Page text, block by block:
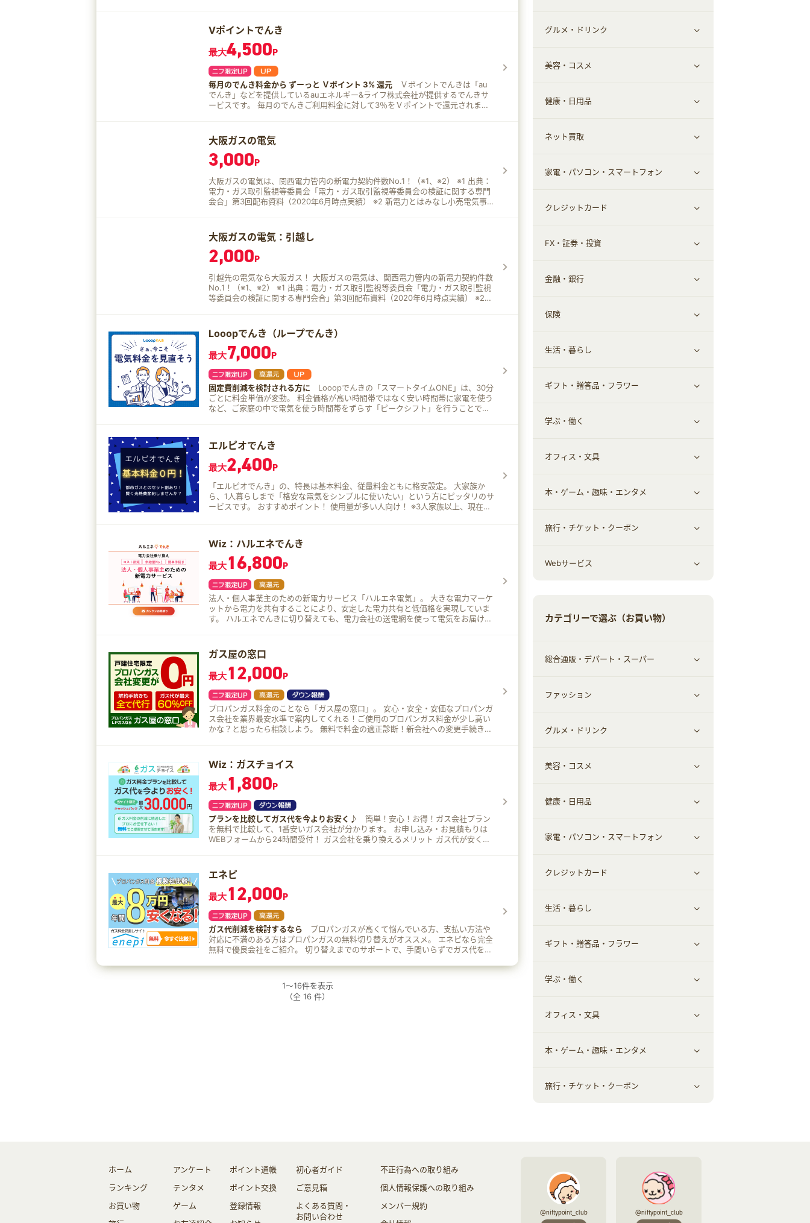
Vポイントでんき
最大4,500P
毎月のでんき料金から ずーっと Ｖポイント 3% 還元 Ｖポイントでんきは「au
でんき」などを提供しているauエネルギー&ライフ株式会社が提供するでんきサ
ービスです。 毎月のでんきご利用料金に対して3％をＶポイントで還元されます
大阪ガスの電気
3,000P
大阪ガスの電気は、関西電力管内の新電力契約件数No.1！（※1、※2） ※1 出典：
電力・ガス取引監視等委員会「電力・ガス取引監視等委員会の検証に関する専門
会合」第3回配布資料（2020年6月時点実績） ※2 新電力とはみなし小売電気事
ガスで契約した場合は、検針票が1枚にまとまるので月々の使用量や料金が管理し
やすくなります。 三つ星評価のサポート体制 大阪ガスのホームページとコール
センターは、HDI-JapanによるHDI格付けベンチマーク（電気小売業界）の最高
ランクに当たる三つ星を獲得！ 供給件数「160万件」突破 ※3 ※3 2022年2月11
日時点
大阪ガスの電気：引越し
2,000P
引越先の電気なら大阪ガス！ 大阪ガスの電気は、関西電力管内の新電力契約件数
No.1！（※1、※2） ※1 出典：電力・ガス取引監視等委員会「電力・ガス取引監視
等委員会の検証に関する専門会合」第3回配布資料（2020年6月時点実績） ※2
電気とガスをどちらも大阪ガスで契約した場合は、検針票が1枚にまとまるので
月々の使用量や料金が管理しやすくなります。 三つ星評価のサポート体制 大阪
ガスのホームページとコールセンターは、HDI-JapanによるHDI格付けベンチマ
ーク（電気小売業界）の最高ランクに当たる三つ星を獲得！ 供給件数「160万
件」突破 ※3 ※3 2022年2月11日時点
Looopでんき（ループでんき）
最大7,000P
固定費削減を検討される方に Looopでんきの「スマートタイムONE」は、30分
ごとに料金単価が変動。 料金価格が高い時間帯ではなく安い時間帯に家電を使う
など、ご家庭の中で電気を使う時間帯をずらす「ピークシフト」を行うことで、
リや専用サイトをご用意しています。 また、東京電力エリアの都市ガスユーザー
の方なら、ガスもセットで申し込むことも可能♪
エルピオでんき
最大2,400P
「エルピオでんき」の、特長は基本料金、従量料金ともに格安設定。 大家族か
ら、1人暮らしまで「格安な電気をシンプルに使いたい」という方にピッタリのサ
ービスです。 おすすめポイント！ 使用量が多い人向け！ ※3人家族以上、現在40
Wiz：ハルエネでんき
最大16,800P
法人・個人事業主のための新電力サービス「ハルエネ電気」。 大きな電力マーケ
ットから電力を共有することにより、安定した電力共有と低価格を実現していま
す。 ハルエネでんきに切り替えても、電力会社の送電網を使って電気をお届けし
全7つのプランがあるので、1番お得な料金プランで経費削減に♪ ハルエネでんき
が選ばれる理由 電力供給16カ月連続No.1 新電力小売事業部門の新電力の低圧(電
力)供給量が16カ月連続1位となりました。 安定した電力供給を実現！ 独自の供
給方法で停電や不安定になることがありません。 乗り換え手続き簡単！ お申込
書に記入いただくだけ！原則、工事費無料、立ち合いも不要です。
ガス屋の窓口
最大12,000P
プロパンガス料金のことなら「ガス屋の窓口」。 安心・安全・安価なプロパンガ
ス会社を業界最安水準で案内してくれる！ご使用のプロパンガス料金が少し高い
かな？と思ったら相談しよう。 無料で料金の適正診断！新会社への変更手続きや
Wiz：ガスチョイス
最大1,800P
プランを比較してガス代を今よりお安く♪
簡単！安心！お得！ガス会社プラン
を無料で比較して、1番安いガス会社が分かります。 お申し込み・お見積もりは
WEBフォームから24時間受付！ ガス会社を乗り換えるメリット ガス代が安くな
エネピ
最大12,000P
ガス代削減を検討するなら プロパンガスが高くて悩んでいる方、支払い方法や
対応に不満のある方はプロパンガスの無料切り替えがオススメ。 エネピなら完全
無料で優良会社をご紹介。 切り替えまでのサポートで、手間いらずでガス代を安
1～16件を表示
（全 16 件）
総合通販
すべて見る
ファッション
インナー・下着
スーツ・フォーマル
グルメ・ドリンク
すべて見る
グルメ
お酒
食材宅配
ウォーターサーバー
美容・コスメ
すべて見る
ヘアケア
エステ・サロン
メンズ美容
健康・日用品
すべて見る
スポーツ・フィットネス
日用品・薬局・からだ
ネット買取
すべて見る
ネット買取
家電・パソコン・スマートフォン
すべて見る
家電・パソコン・ソフトウェア
通信・レンタルサーバー
スマホ・携帯電話・SIM
定額制有料コンテンツ
クレジットカード
すべて見る
クレジットカード
FX・証券・投資
すべて見る
証券
仮想通貨
その他投資
金融・銀行
銀行・ネット銀行
キャッシング・ローン
その他金融
保険
すべて見る
保険相談・面談
生活・暮らし
すべて見る
住まい・暮らし
不動産
引越し
エコ・エネルギー
車情報・カーシェア・レンタル
ギフト・贈答品・フラワー
すべて見る
ギフト・贈答品
学ぶ・働く
すべて見る
習い事・学習・学校
仕事・転職
オフィス・文具
すべて見る
オフィス・文具
本・ゲーム・趣味・エンタメ
すべて見る
ゲーム・趣味
旅行・チケット・クーポン
すべて見る
Webサービス
カテゴリーで選ぶ（お買い物）
総合通販・デパート・スーパー
すべて見る
総合通販
デパート・スーパー
ファッション
すべて見る
ファッション
インナー・下着
靴・フットウェア
小物・かばん
スーツ・フォーマル
グルメ・ドリンク
すべて見る
グルメ
ドリンク
お酒
食材宅配
美容・コスメ
すべて見る
スキンケア
メイクアップ
ヘアケア
メンズ美容
美容・ダイエット用品
脱毛用品
美容食品
健康・日用品
すべて見る
健康食品｜青汁・飲料
健康食品｜乳酸菌・ケフィア
健康食品｜その他
スポーツ・フィットネス
日用品・薬局・からだ
家電・パソコン・スマートフォン
すべて見る
家電・パソコン・ソフトウェア
スマホ・携帯電話・SIM
クレジットカード
すべて見る
クレジットカード
生活・暮らし
すべて見る
車情報・カーシェア・レンタル
お役立ち
生活雑貨・家具インテリア
赤ちゃん・こども・マタニティ
ギフト・贈答品・フラワー
すべて見る
ギフト・贈答品
フラワー
学ぶ・働く
すべて見る
習い事・学習・学校
オフィス・文具
すべて見る
オフィス・文具
本・ゲーム・趣味・エンタメ
すべて見る
本
旅行・チケット・クーポン
チケット・クーポン・チラシ
ホーム
ランキング
お買い物
アンケート
テンタメ
ゲーム
ポイント通帳
ポイント交換
登録情報
初心者ガイド
ご意見箱
よくある質問・
お問い合わせ
不正行為への取り組み
個人情報保護への取り組み
メンバー規約
@niftypoint_club @niftypoint_club